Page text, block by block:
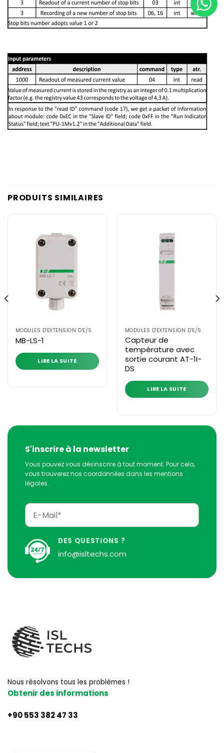
PRODUITS SIMILAIRES
MODULES D'EXTENSION D'E/S
MB-LS-1
LIRE LA SUITE
MODULES D'EXTENSION D'E/S
Capteur de
température avec
sortie courant AT-1I-
DS
LIRE LA SUITE
S'inscrire à la newsletter
Vous pouvez vous désinscrire à tout moment. Pour cela,
vous trouverez nos coordonnées dans les mentions
légales.
DES QUESTIONS ?
info@isltechs.com
Nous résolvons tous les problèmes !
Obtenir des informations
+90 553 382 47 33